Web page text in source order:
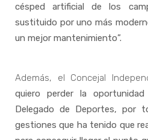
césped artificial de los
sustituido por uno más
un mejor mantenimiento”.
Además, el Concejal
quiero perder la
Delegado de Deportes, por
gestiones que ha tenido que